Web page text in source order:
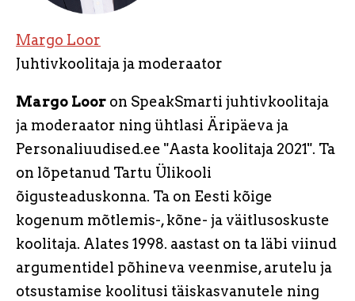
Margo Loor
Juhtivkoolitaja ja moderaator
Margo Loor on SpeakSmarti juhtivkoolitaja
ja moderaator ning ühtlasi Äripäeva ja
Personaliuudised.ee "Aasta koolitaja 2021". Ta
on lõpetanud Tartu Ülikooli
õigusteaduskonna. Ta on Eesti kõige
kogenum mõtlemis-, kõne- ja väitlusoskuste
koolitaja. Alates 1998. aastast on ta läbi viinud
argumentidel põhineva veenmise, arutelu ja
otsustamise koolitusi täiskasvanutele ning